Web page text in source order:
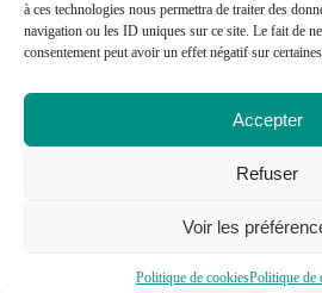
à ces technologies nous permettra de traiter des
navigation ou les ID uniques sur ce site. Le fait de
consentement peut avoir un effet négatif sur
Accepter
Refuser
Voir les
Politique de cookiesPolitique de
Ferland-Mercier,